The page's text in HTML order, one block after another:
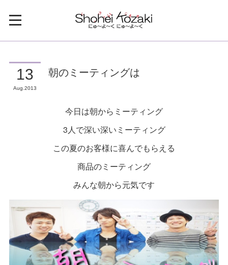
13
Aug 2013
朝のミーティングは
今日は朝からミーティング
3人で深い深いミーティング
この夏のお客様に喜んでもらえる
商品のミーティング
みんな朝から元気です